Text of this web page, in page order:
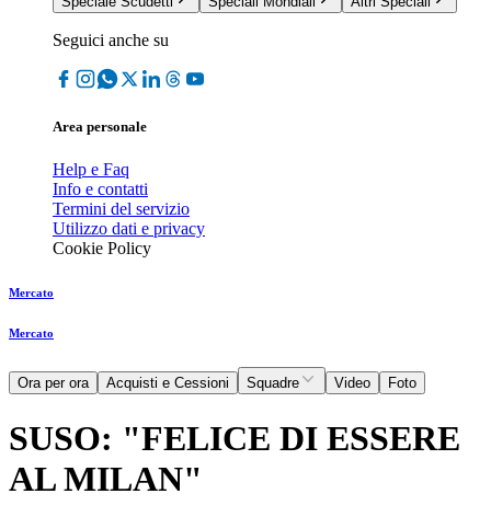
Seguici anche su
Area personale
Help e Faq
Info e contatti
Termini del servizio
Utilizzo dati e privacy
Cookie Policy
Mercato
Mercato
Ora per ora Acquisti e Cessioni Squadre Video Foto
SUSO: "FELICE DI ESSERE
AL MILAN"